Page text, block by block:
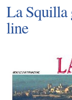
La Squilla
line